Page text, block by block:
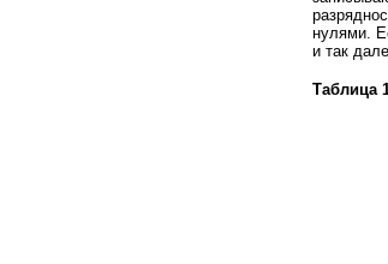
нулями.
и так
Таблица